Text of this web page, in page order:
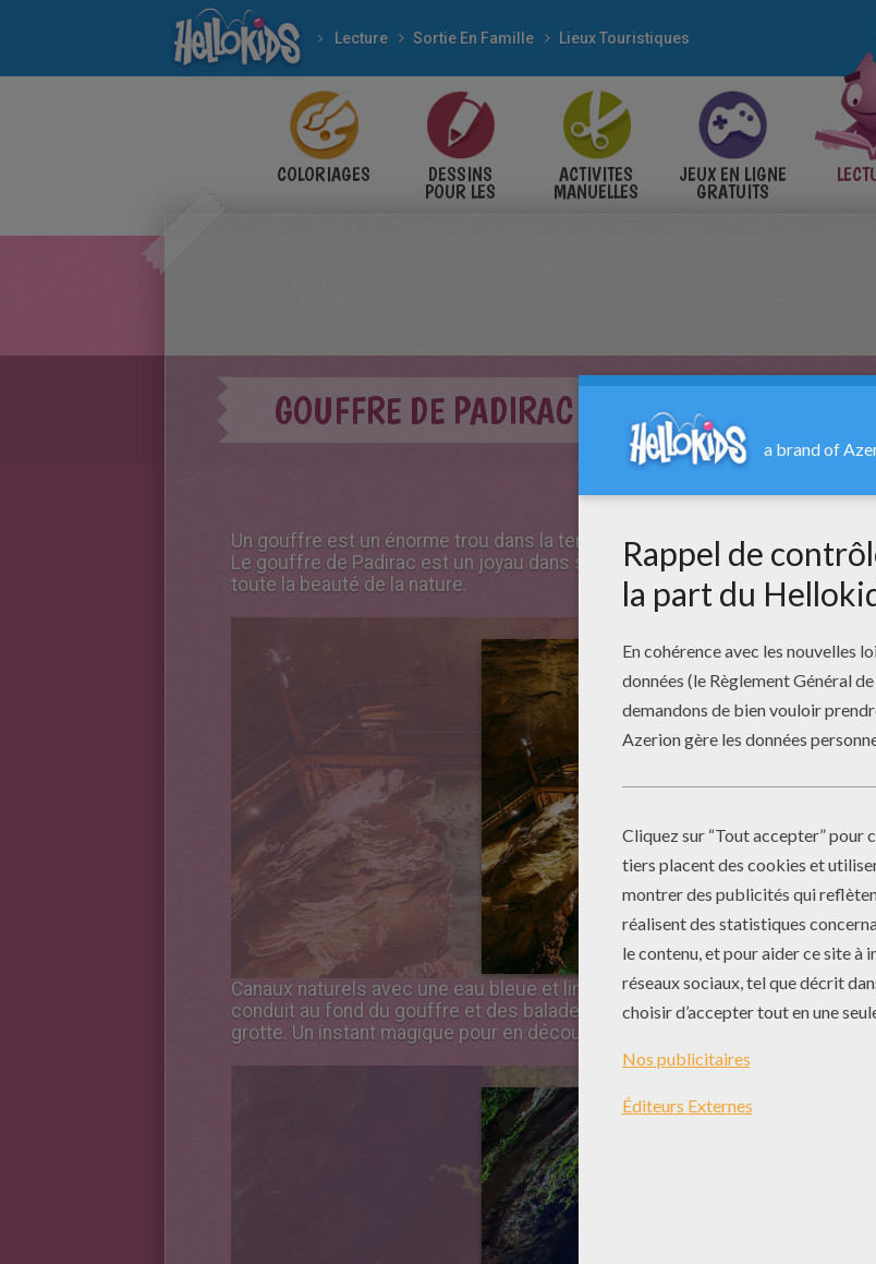
Lecture Sortie En Famille Lieux Touristiques
COLORIAGES DESSINS
POUR LES
ACTIVITES
MANUELLES
JEUX EN LIGNE
GRATUITS
GOUFFRE DE PADIRAC
Un gouffre est un énorme trou dans la terre causé par la nature mais qui en
Le gouffre de Padirac est un joyau dans son genre. C'est lorsque l'on
toute la beauté de la nature.
Canaux naturels avec une eau bleue et limpide, stalactites et stalagmites
conduit au fond du gouffre et des balades avec des guides sont
grotte. Un instant magique pour en découvrir plus sur la fabuleuse nature